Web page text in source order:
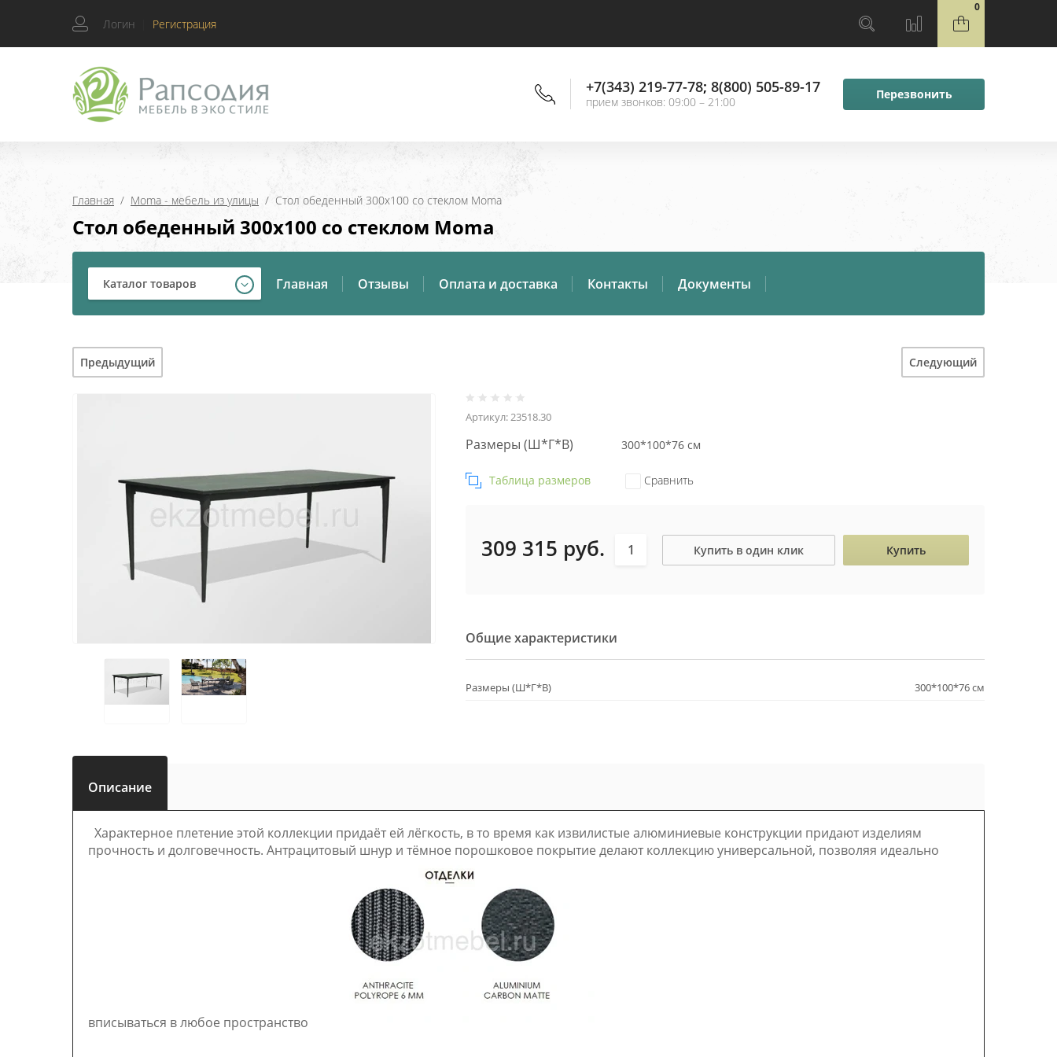
Логин Регистрация
0
+7(343) 219-77-78; 8(800) 505-89-17
прием звонков: 09:00 – 21:00
Перезвонить
Главная
  /
Moma - мебель из улицы
  /  Стол обеденный 300х100 со стеклом Moma
Стол обеденный 300х100 со стеклом Moma
Каталог товаров Главная Отзывы Оплата и доставка Контакты Документы
Предыдущий Следующий
Артикул:23518.30
Размеры (Ш*Г*В) 300*100*76 см
Таблица размеров Сравнить
309 315 руб. Купить в один клик Купить
Общие характеристики
Размеры (Ш*Г*В) 300*100*76 см
Описание
Характерное плетение этой коллекции придаёт ей лёгкость, в то время как извилистые алюминиевые конструкции придают изделиям
прочность и долговечность. Антрацитовый шнур и тёмное порошковое покрытие делают коллекцию универсальной, позволяя идеально
вписываться в любое пространство